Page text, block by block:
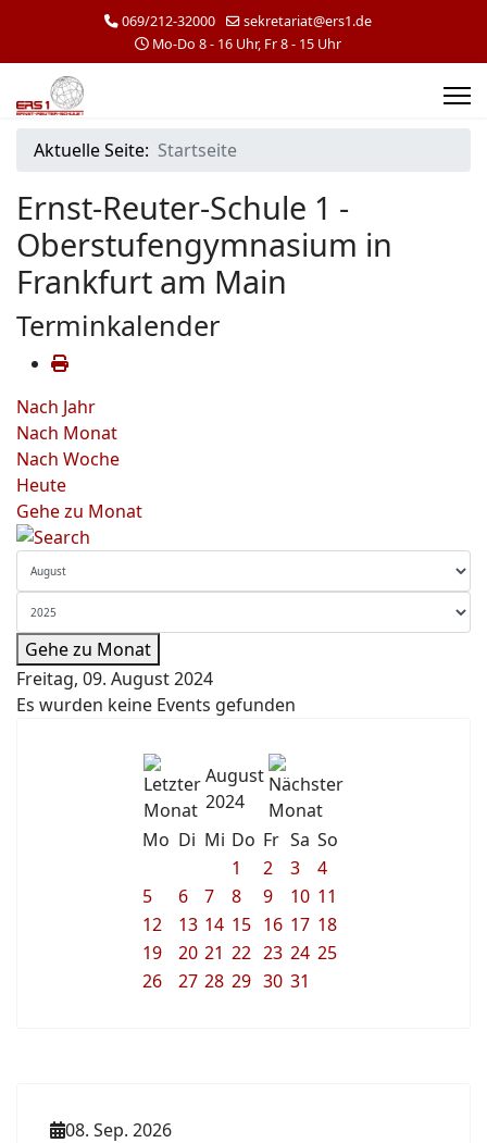
069/212-32000
sekretariat@ers1.de
Mo-Do 8 - 16 Uhr, Fr 8 - 15 Uhr
Aktuelle Seite: Startseite
Ernst-Reuter-Schule 1 -
Oberstufengymnasium in
Frankfurt am Main
Terminkalender
Nach Jahr
Nach Monat
Nach Woche
Heute
Gehe zu Monat
Gehe zu Monat
Freitag, 09. August 2024
Es wurden keine Events gefunden
August
2024
Mo Di Mi Do Fr Sa So
1
2 3
4
5
6 7 8 9 10 11
12
13 14 15 16 17 18
19
20 21 22 23 24 25
26
27 28 29 30 31
08. Sep. 2026